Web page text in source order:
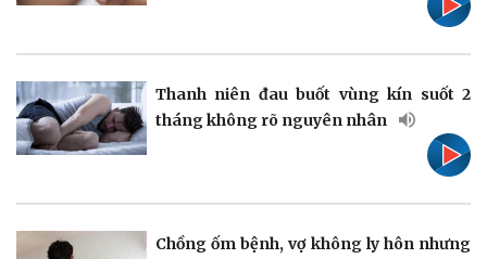
Pháp luật
Tư vấn luật
Quân sự - Quốc phòng
Phân tích
Thanh niên đau buốt vùng kín suốt 2
tháng không rõ nguyên nhân
Chồng ốm bệnh, vợ không ly hôn nhưng